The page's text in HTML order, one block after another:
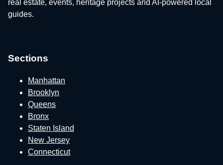
real estate, events, heritage projects and AI-powered local
guides.
Sections
Manhattan
Brooklyn
Queens
Bronx
Staten Island
New Jersey
Connecticut